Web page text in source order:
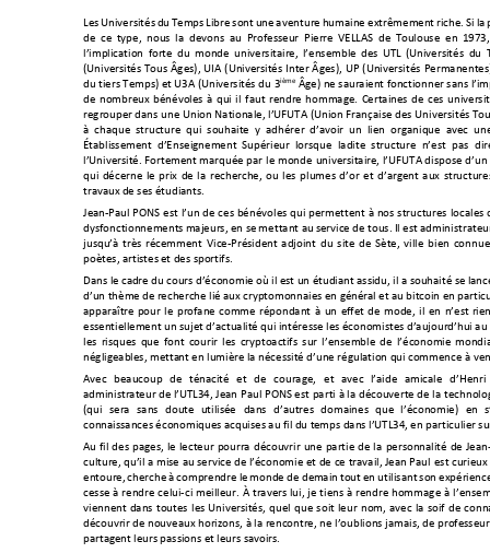
Les Universités du Temps Libre sont une aventure humaine extrêmement riche Si la
de ce type, nous la devons au  Professeur  Pierre  VELLAS  de Toulouse en 1973,
l’implication forte du monde universitaire l’ensemble des UTL (Universités du
(Universités Tous Âges), UIA (Universités Inter Âges) UP (Universités
du tiers Temps) et U3A (Universités du 3ième Âge) ne sauraient fonctionner sans
de nombreux bénévoles à qui il faut rendre hommage. Certaines de ces
regrouper dans une Union Nationale, l’UFUTA (Union Française des Universités
à  chaque  structure  qui
  souhaite  y
  adhérer  d’avoir  un
  lien  org
anique  avec
Établissement d’Enseignement Supérieur lorsque ladite structure n’est pas
l’Université. Fortement marquée par le monde universitaire l’UFUTA dispose d’un
qui décerne le prix de la recherche, ou les plumes d’or et d’argent aux
travaux de ses étudiants.
Jean-Paul PONS est l’un de ces bénévoles qui permettent à nos structures locales
dysfonctionnements majeurs, en se mettant au service de tous. Il est administrate
jusqu’à très récemment Vice-Président adjoint du site de Sète, ville bien connu
poètes, artistes et des sportifs.
Dans le cadre du cours d’économie où il est un étudiant assidu, il a souhaité se
d’un thème de recherche lié aux cryptomonnaies en général et au bitcoin en
apparaître pour le profane comme répondant à un effet de mode, il en n’est
essentiellement un sujet d’actualité qui intéresse les économistes d’aujourd’hui
les risques que font courir les cryptoactifs sur l’ensemble de l’économie mondi
négligeables, mettant en lumière la nécessité d’une régulation qui commence à
Avec beaucoup de ténacité et de courage, et avec l’aide amicale
d’Henri
administrateur de l’UTL34, Jean Paul PONS est parti à la découverte de la technolo
(qui
sera sans doute utilisée dans d’autres domaines que l’économie) en
connaissances économiques acquises au fil du temps dans l’UTL34, en particulier
Au fil des pages, le lecteur pourra découvrir une partie de la personnalité de Jean
culture, qu’il a mise au service de l’économie et de ce travail, Jean Paul est
entoure, cherche à comprendre le monde de demain tout en utilisant son
cesse à rendre celui-ci meilleur. À travers lui, je tiens à rendre hommage à l
viennent dans toutes les Universités quel que soit leur nom, avec la soif de
découvrir de nouveaux horizons à la rencontre, ne l’oublions jamais, de profess
partagent leurs passions et leurs savoirs.